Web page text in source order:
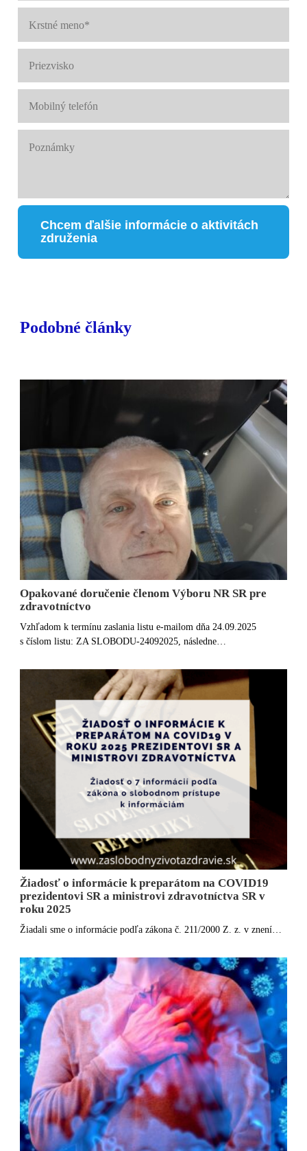
Chcem ďalšie informácie o aktivitách
združenia
Podobné články
Opakované doručenie členom Výboru NR SR pre
zdravotníctvo
Vzhľadom k termínu zaslania listu e-mailom dňa 24.09.2025
s číslom listu: ZA SLOBODU-24092025, následne…
Žiadosť o informácie k preparátom na COVID19
prezidentovi SR a ministrovi zdravotníctva SR v
roku 2025
Žiadali sme o informácie podľa zákona č. 211/2000 Z. z. v znení…